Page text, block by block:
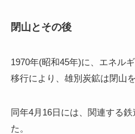
閉山とその後
1970年(昭和45年)に、エネル
移行により、雄別炭鉱は閉山
同年4月16日には、関連する
た。